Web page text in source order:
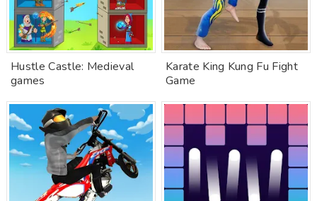
Hustle Castle: Medieval
games
Karate King Kung Fu Fight
Game